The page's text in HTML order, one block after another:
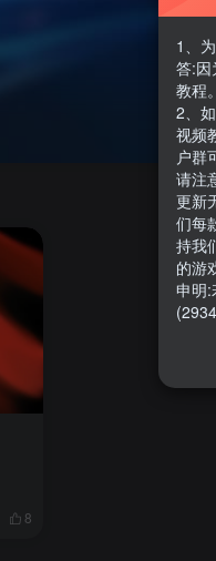
8
1、
答:因
教程
2、
视频
户群
请注
更新
们每
持我
的游
申明: